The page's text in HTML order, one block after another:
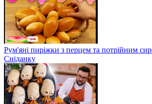
Рум'яні пиріжки з перцем та потрійним
Сніданку